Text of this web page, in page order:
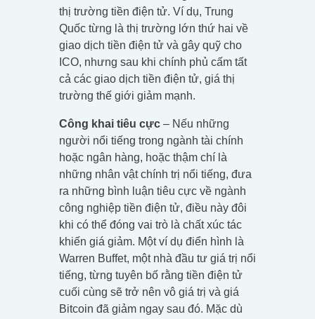
thị trường tiền điện tử. Ví dụ, Trung
Quốc từng là thị trường lớn thứ hai về
giao dịch tiền điện tử và gây quỹ cho
ICO, nhưng sau khi chính phủ cấm tất
cả các giao dịch tiền điện tử, giá thị
trường thế giới giảm mạnh.
Công khai tiêu cực – Nếu những
người nổi tiếng trong ngành tài chính
hoặc ngân hàng, hoặc thậm chí là
những nhân vật chính trị nổi tiếng, đưa
ra những bình luận tiêu cực về ngành
công nghiệp tiền điện tử, điều này đôi
khi có thể đóng vai trò là chất xúc tác
khiến giá giảm. Một ví dụ điển hình là
Warren Buffet, một nhà đầu tư giá trị nổi
tiếng, từng tuyên bố rằng tiền điện tử
cuối cùng sẽ trở nên vô giá trị và giá
Bitcoin đã giảm ngay sau đó. Mặc dù